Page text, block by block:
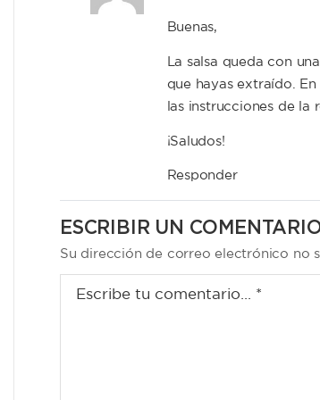
Buenas,
La salsa queda con
que hayas extraído.
las instrucciones de la
¡Saludos!
Responder
ESCRIBIR UN
Su dirección de correo electrónico no